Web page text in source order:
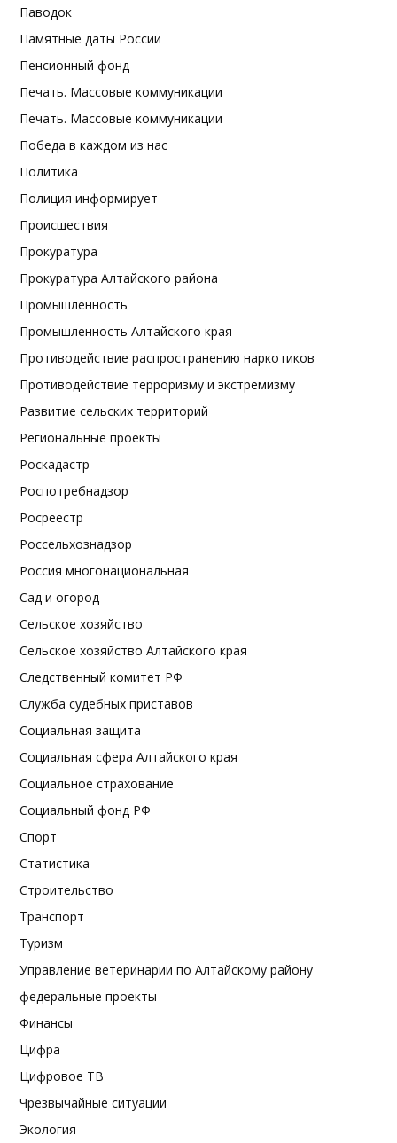
Паводок
Памятные даты России
Пенсионный фонд
Печать. Массовые коммуникации
Печать. Массовые коммуникации
Победа в каждом из нас
Политика
Полиция информирует
Происшествия
Прокуратура
Прокуратура Алтайского района
Промышленность
Промышленность Алтайского края
Противодействие распространению наркотиков
Противодействие терроризму и экстремизму
Развитие сельских территорий
Региональные проекты
Роскадастр
Роспотребнадзор
Росреестр
Россельхознадзор
Россия многонациональная
Сад и огород
Сельское хозяйство
Сельское хозяйство Алтайского края
Следственный комитет РФ
Служба судебных приставов
Социальная защита
Социальная сфера Алтайского края
Социальное страхование
Социальный фонд РФ
Спорт
Статистика
Строительство
Транспорт
Туризм
Управление ветеринарии по Алтайскому району
федеральные проекты
Финансы
Цифра
Цифровое ТВ
Чрезвычайные ситуации
Экология